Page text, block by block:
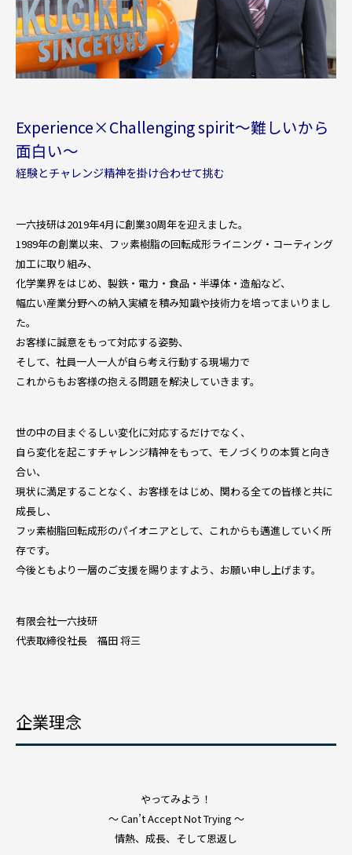
Experience×Challenging spirit～難しいから
面白い～
経験とチャレンジ精神を掛け合わせて挑む
一六技研は2019年4月に創業30周年を迎えました。
1989年の創業以来、フッ素樹脂の回転成形ライニング・コーティング
加工に取り組み、
化学業界をはじめ、製鉄・電力・食品・半導体・造船など、
幅広い産業分野への納入実績を積み知識や技術力を培ってまいりまし
た。
お客様に誠意をもって対応する姿勢、
そして、社員一人一人が自ら考え行動する現場力で
これからもお客様の抱える問題を解決していきます。
世の中の目まぐるしい変化に対応するだけでなく、
自ら変化を起こすチャレンジ精神をもって、モノづくりの本質と向き
合い、
現状に満足することなく、お客様をはじめ、関わる全ての皆様と共に
成長し、
フッ素樹脂回転成形のパイオニアとして、これからも邁進していく所
存です。
今後ともより一層のご支援を賜りますよう、お願い申し上げます。
有限会社一六技研
代表取締役社長 福田 将三
企業理念
やってみよう！
～ Can’t Accept Not Trying ～
情熱、成長、そして恩返し